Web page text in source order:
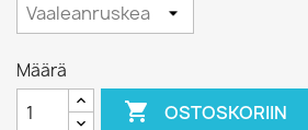
Määrä
 OSTOSKORIIN